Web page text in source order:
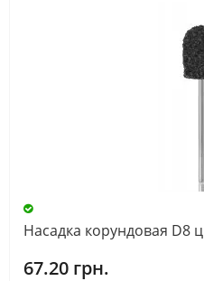
Насадка корундовая D8
67.20 грн.